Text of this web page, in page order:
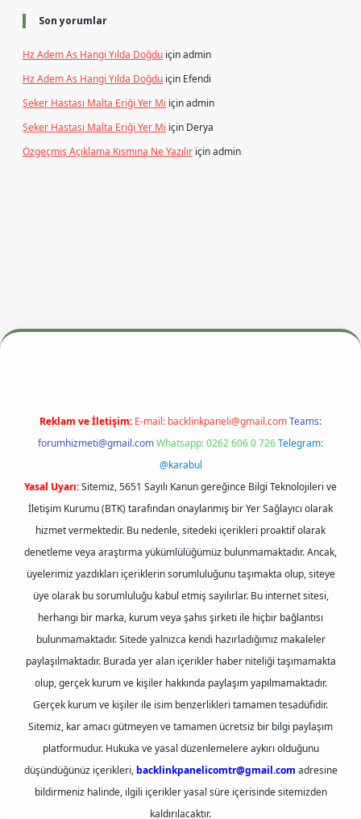
Son yorumlar
Hz Adem As Hangi Yılda Doğdu içinadmin
Hz Adem As Hangi Yılda Doğdu için Efendi
Şeker Hastası Malta Eriği Yer Mi içinadmin
Şeker Hastası Malta Eriği Yer Mi için Derya
Özgeçmiş Açıklama Kısmına Ne Yazılır içinadmin
betexper.xyzm elexbet
Reklam ve İletişim: E-mail: backlinkpaneli@gmail.comTeams:
forumhizmeti@gmail.comWhatsapp: 0262 606 0 726Telegram:
@karabul
Yasal Uyarı:Sitemiz, 5651 Sayılı Kanun gereğince Bilgi Teknolojileri ve
İletişim Kurumu (BTK) tarafından onaylanmış bir Yer Sağlayıcı olarak
hizmet vermektedir. Bu nedenle, sitedeki içerikleri proaktif olarak
denetleme veya araştırma yükümlülüğümüz bulunmamaktadır. Ancak,
üyelerimiz yazdıkları içeriklerin sorumluluğunu taşımakta olup, siteye
üye olarak bu sorumluluğu kabul etmiş sayılırlar. Bu internet sitesi,
herhangi bir marka, kurum veya şahıs şirketi ile hiçbir bağlantısı
bulunmamaktadır. Sitede yalnızca kendi hazırladığımız makaleler
paylaşılmaktadır. Burada yer alan içerikler haber niteliği taşımamakta
olup, gerçek kurum ve kişiler hakkında paylaşım yapılmamaktadır.
Gerçek kurum ve kişiler ile isim benzerlikleri tamamen tesadüfidir.
Sitemiz, kar amacı gütmeyen ve tamamen ücretsiz bir bilgi paylaşım
platformudur. Hukuka ve yasal düzenlemelere aykırı olduğunu
düşündüğünüz içerikleri, backlinkpanelicomtr@gmail.com adresine
bildirmeniz halinde, ilgili içerikler yasal süre içerisinde sitemizden
kaldırılacaktır.